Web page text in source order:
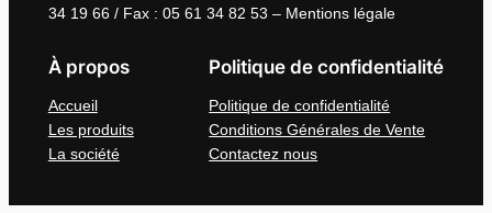
34 19 66 / Fax : 05 61 34 82 53 – Mentions légale
À propos
Accueil
Les produits
La société
Politique de confidentialité
Politique de confidentialité
Conditions Générales de Vente
Contactez nous